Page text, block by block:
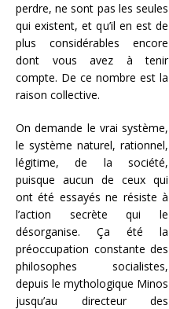
perdre, ne sont pas les seules
qui existent, et qu’il en est de
plus considérables encore
dont vous avez à tenir
compte. De ce nombre est la
raison collective.
On demande le vrai système,
le système naturel, rationnel,
légitime, de la société,
puisque aucun de ceux qui
ont été essayés ne résiste à
l’action secrète qui le
désorganise. Ça été la
préoccupation constante des
philosophes socialistes,
depuis le mythologique Minos
jusqu’au directeur des